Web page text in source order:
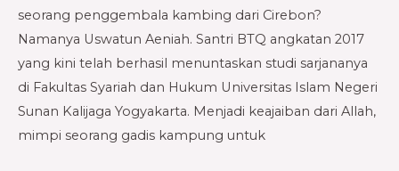
seorang penggembala kambing dari Cirebon?
Namanya Uswatun Aeniah. Santri BTQ angkatan 2017
yang kini telah berhasil menuntaskan studi sarjananya
di Fakultas Syariah dan Hukum Universitas Islam Negeri
Sunan Kalijaga Yogyakarta. Menjadi keajaiban dari Allah,
mimpi seorang gadis kampung untuk
BNSP